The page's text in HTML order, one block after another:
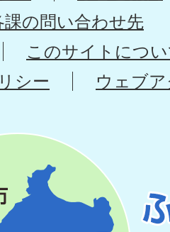
課の問い合わせ先
このサイトにつ
シー
ウェブ